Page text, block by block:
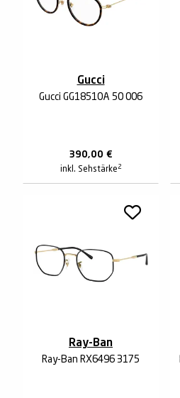
Gucci
Gucci GG1851OA 50 006
390,00 €
inkl. Sehstärke 2
Ray-Ban
Ray-Ban RX6496 3175